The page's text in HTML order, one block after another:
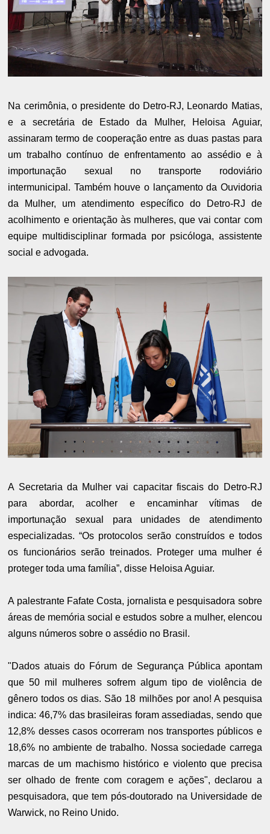
Na cerimônia, o presidente do Detro-RJ, Leonardo Matias,
e a secretária de Estado da Mulher, Heloisa Aguiar,
assinaram termo de cooperação entre as duas pastas para
um trabalho contínuo de enfrentamento ao assédio e à
importunação sexual no transporte rodoviário
intermunicipal. Também houve o lançamento da Ouvidoria
da Mulher, um atendimento específico do Detro-RJ de
acolhimento e orientação às mulheres, que vai contar com
equipe multidisciplinar formada por psicóloga, assistente
social e advogada.
A Secretaria da Mulher vai capacitar fiscais do Detro-RJ
para abordar, acolher e encaminhar vítimas de
importunação sexual para unidades de atendimento
especializadas. “Os protocolos serão construídos e todos
os funcionários serão treinados. Proteger uma mulher é
proteger toda uma família”, disse Heloisa Aguiar.
A palestrante Fafate Costa, jornalista e pesquisadora sobre
áreas de memória social e estudos sobre a mulher, elencou
alguns números sobre o assédio no Brasil.
"Dados atuais do Fórum de Segurança Pública apontam
que 50 mil mulheres sofrem algum tipo de violência de
gênero todos os dias. São 18 milhões por ano! A pesquisa
indica: 46,7% das brasileiras foram assediadas, sendo que
12,8% desses casos ocorreram nos transportes públicos e
18,6% no ambiente de trabalho. Nossa sociedade carrega
marcas de um machismo histórico e violento que precisa
ser olhado de frente com coragem e ações", declarou a
pesquisadora, que tem pós-doutorado na Universidade de
Warwick, no Reino Unido.